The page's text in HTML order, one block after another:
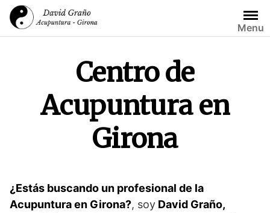
Saltar
contenido
Menu
Centro de
Acupuntura en
Girona
¿Estás buscando un profesional de la
Acupuntura en Girona?, soy David Graño,